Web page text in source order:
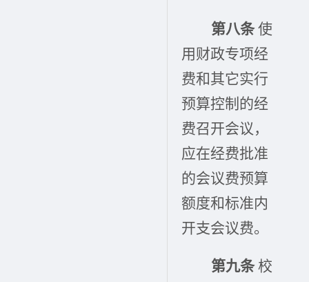
第八条使
用财政专项经
费和其它实行
预算控制的经
费召开会议，
应在经费批准
的会议费预算
额度和标准内
开支会议费。
第九条校